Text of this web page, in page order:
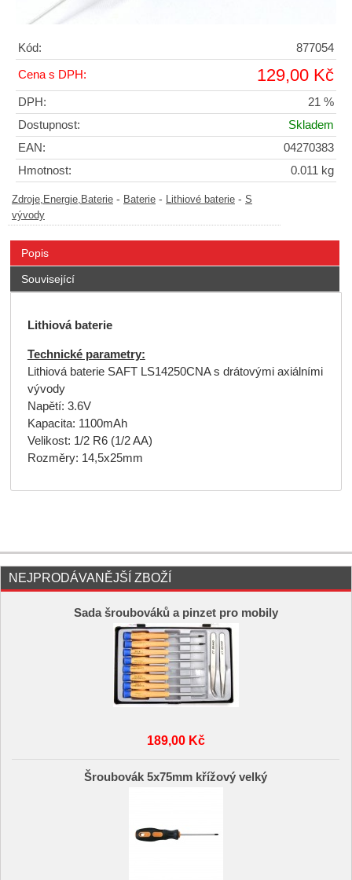
Kód: 877054
Cena s DPH: 129,00 Kč
DPH:
21 %
Dostupnost:
Skladem
EAN:
04270383
Hmotnost:
0.011 kg
Zdroje,Energie,Baterie - Baterie - Lithiové baterie - S
vývody
Popis
Související
Lithiová baterie
Technické parametry:
Lithiová baterie SAFT LS14250CNA s drátovými axiálními
vývody
Napětí: 3.6V
Kapacita: 1100mAh
Velikost: 1/2 R6 (1/2 AA)
Rozměry: 14,5x25mm
NEJPRODÁVANĚJŠÍ ZBOŽÍ
Sada šroubováků a pinzet pro mobily
189,00 Kč
Šroubovák 5x75mm křížový velký